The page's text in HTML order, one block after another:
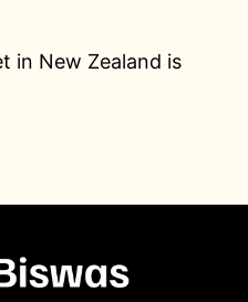
in New Zealand is